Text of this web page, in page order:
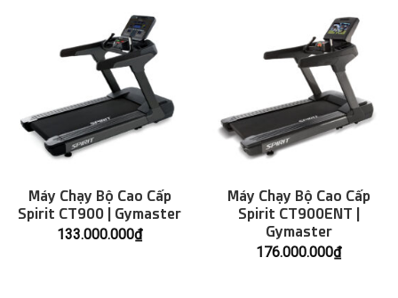
Máy Chạy Bộ Cao Cấp
Spirit CT900 | Gymaster
133.000.000₫
Máy Chạy Bộ Cao Cấp
Spirit CT900ENT |
Gymaster
176.000.000₫